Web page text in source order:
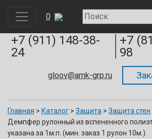
0
195273, Санкт-Петербург.
+7 (911) 148-38-
24
+7
98
gloov@amk-grp.ru
Главная > Каталог > Защита > Защита стен
Демпфер рулонный из вспененного
указана за 1м.п. (мин. заказ 1 рулон 10м.)